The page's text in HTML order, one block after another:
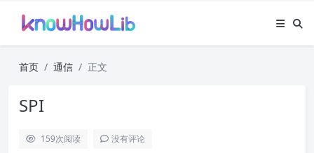
首页 通信 正文
SPI
159次阅读 没有评论